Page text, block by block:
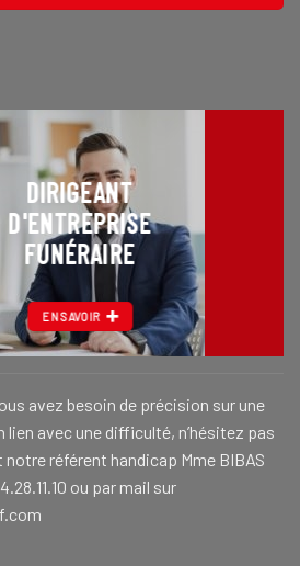
DIRIGEANT
D'ENTREPRISE
FUNÉRAIRE
EN SAVOIR
avez besoin de précision sur une
avec une difficulté, n’hésitez pas
référent handicap Mme BIBAS
ou par mail sur